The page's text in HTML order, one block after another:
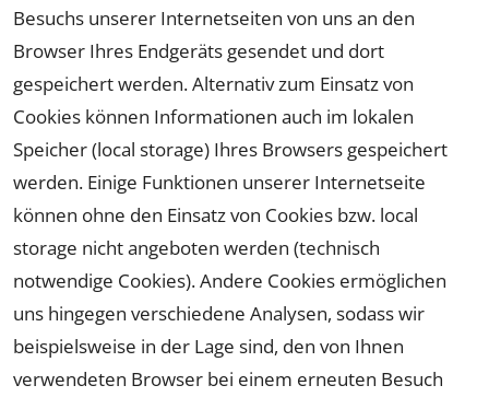
Besuchs unserer Internetseiten von uns an den
Browser Ihres Endgeräts gesendet und dort
gespeichert werden. Alternativ zum Einsatz von
Cookies können Informationen auch im lokalen
Speicher (local storage) Ihres Browsers gespeichert
werden. Einige Funktionen unserer Internetseite
können ohne den Einsatz von Cookies bzw. local
storage nicht angeboten werden (technisch
notwendige Cookies). Andere Cookies ermöglichen
uns hingegen verschiedene Analysen, sodass wir
beispielsweise in der Lage sind, den von Ihnen
verwendeten Browser bei einem erneuten Besuch